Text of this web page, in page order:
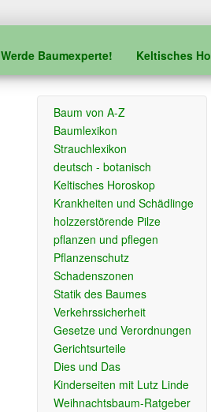
Werde Baumexperte! Keltisches
Baum von A-Z
Baumlexikon
Strauchlexikon
deutsch - botanisch
Keltisches Horoskop
Krankheiten und Schädlinge
holzzerstörende Pilze
pflanzen und pflegen
Pflanzenschutz
Schadenszonen
Statik des Baumes
Verkehrssicherheit
Gesetze und Verordnungen
Gerichtsurteile
Dies und Das
Kinderseiten mit Lutz Linde
Weihnachtsbaum-Ratgeber